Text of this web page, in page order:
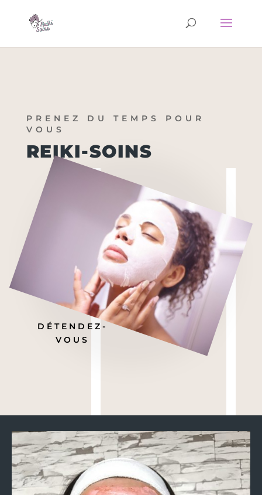
PRENEZ DU TEMPS POUR
VOUS
REIKI-SOINS
DÉTENDEZ-
VOUS